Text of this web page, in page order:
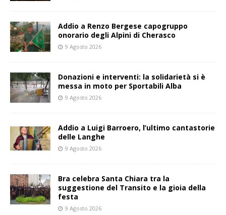
Addio a Renzo Bergese capogruppo
onorario degli Alpini di Cherasco
9 Agosto 2026
Donazioni e interventi: la solidarietà si è
messa in moto per Sportabili Alba
9 Agosto 2026
Addio a Luigi Barroero, l’ultimo cantastorie
delle Langhe
9 Agosto 2026
Bra celebra Santa Chiara tra la
suggestione del Transito e la gioia della
festa
9 Agosto 2026